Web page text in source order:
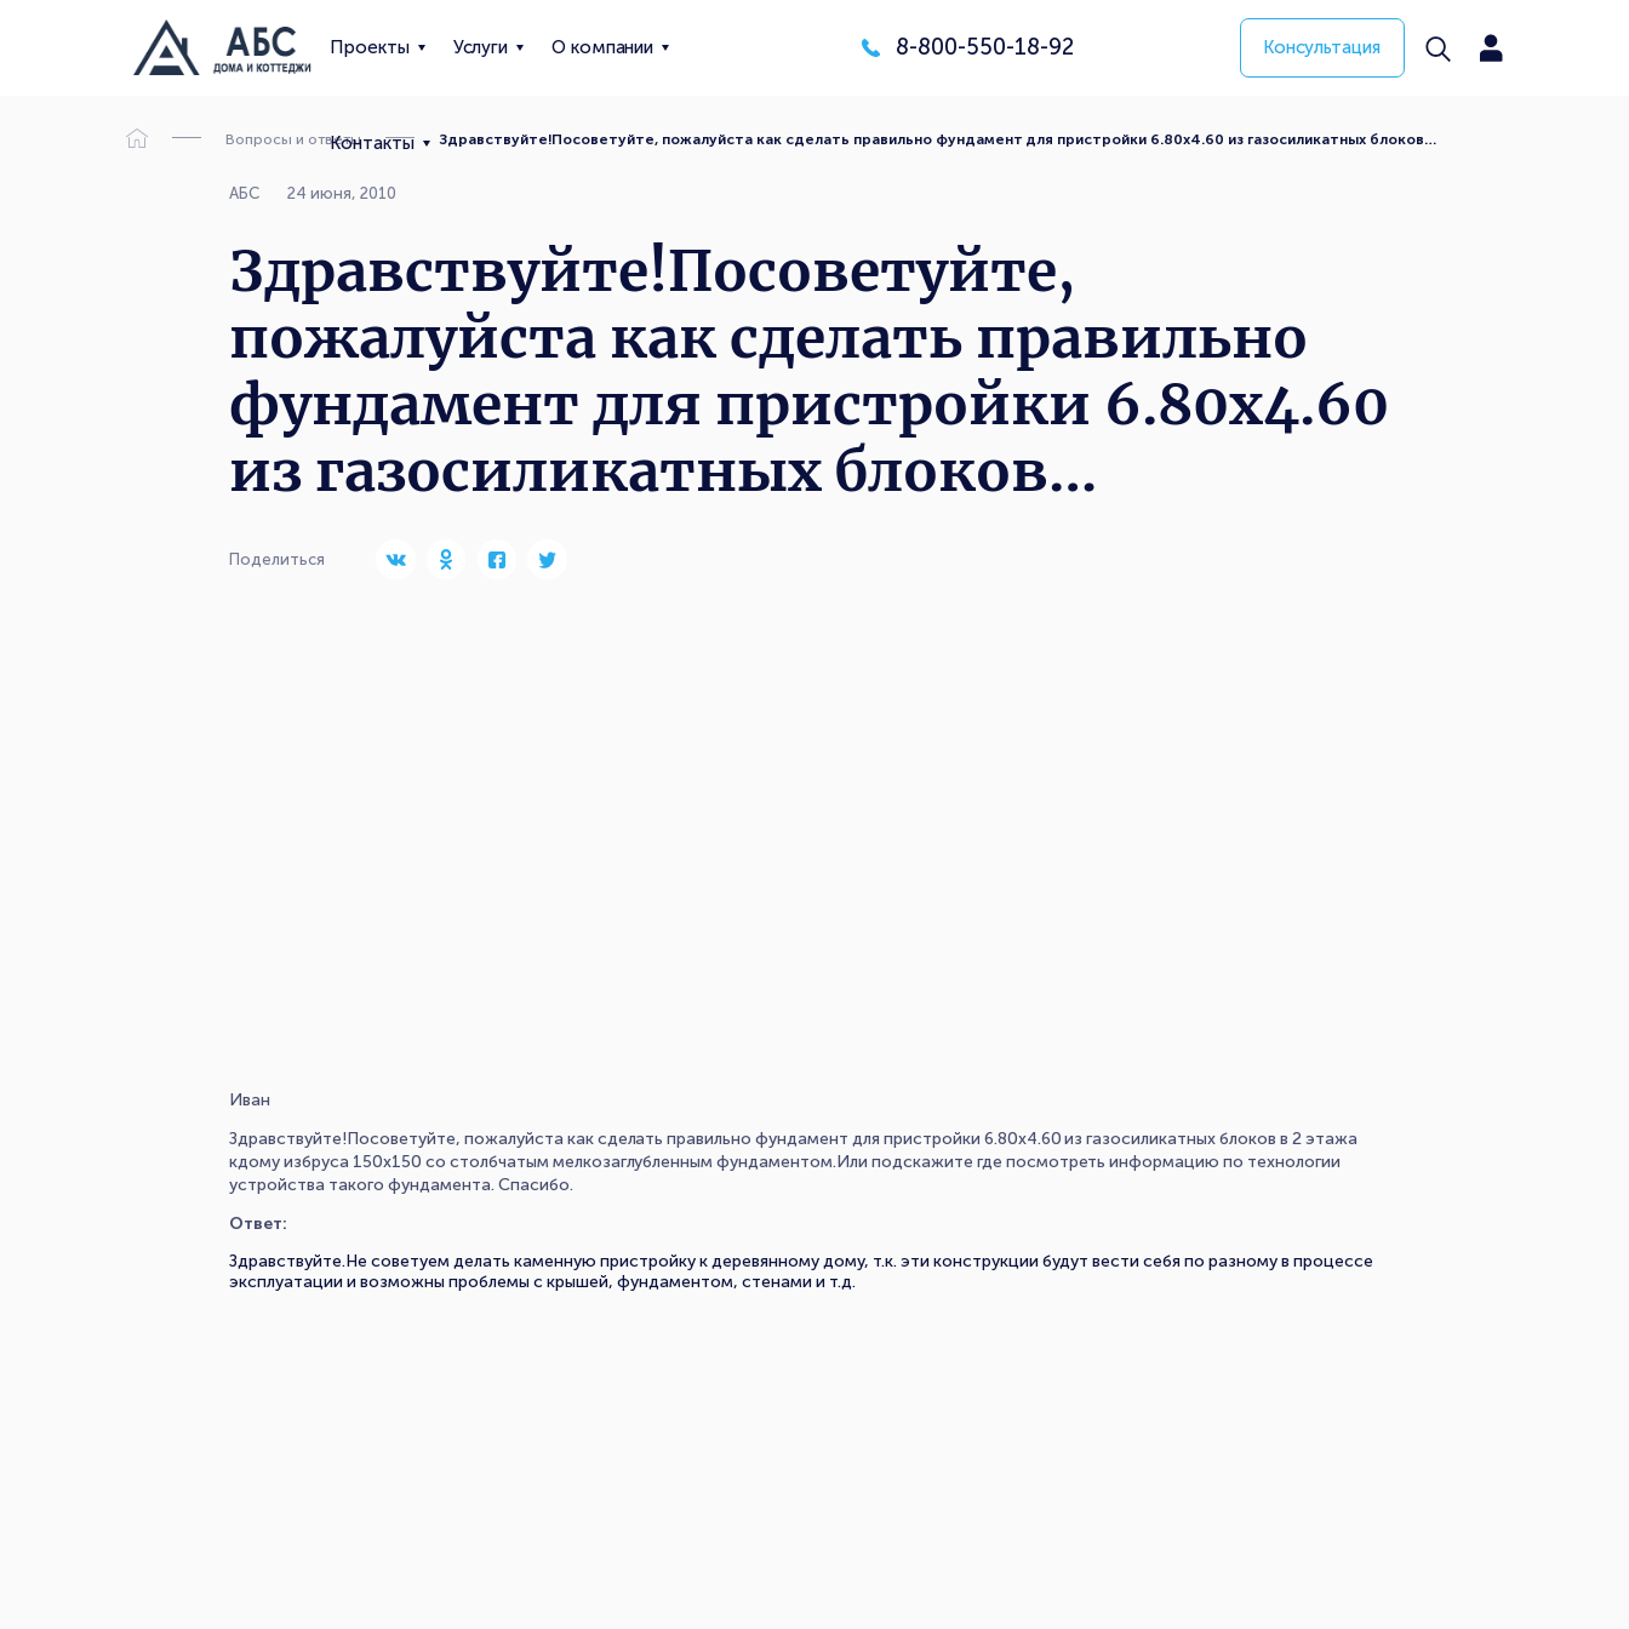
Проекты Услуги О компании
Контакты
8-800-550-18-92 Консультация
Вопросы и ответы Здравствуйте!Посоветуйте, пожалуйста как сделать правильно фундамент для пристройки 6.80х4.60 из газосиликатных блоков…
АБС 24 июня, 2010
Здравствуйте!Посоветуйте,
пожалуйста как сделать правильно
фундамент для пристройки 6.80х4.60
из газосиликатных блоков…
Поделиться
Иван
Здравствуйте!Посоветуйте, пожалуйста как сделать правильно фундамент для пристройки 6.80х4.60 из газосиликатных блоков в 2 этажа
кдому избруса 150х150 со столбчатым мелкозаглубленным фундаментом.Или подскажите где посмотреть информацию по технологии
устройства такого фундамента. Спасибо.
Ответ:
Здравствуйте.Не советуем делать каменную пристройку к деревянному дому, т.к. эти конструкции будут вести себя по разному в процессе
эксплуатации и возможны проблемы с крышей, фундаментом, стенами и т.д.